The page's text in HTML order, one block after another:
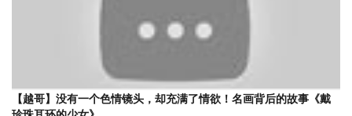
【越哥】没有一个色情镜头，却充满了情欲！名画背后的故事《戴